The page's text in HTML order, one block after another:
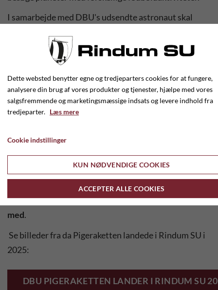
I samarbejde med DBU's udsendte astronaut skal
fodboldklubben på jorden igen.
DBU's astronaut og Rindum SU's trænere og hjælpere
sørger for, at pigerne får nogle sjove timer med
fodbold.
Pigerne skal ikke tilmelde sig, men blot møde op på
de spændende rumaktiviteter og eksperimenterer
Pigerne lander på jorden igen efter to timer.
Det er gratis og uforpligtende, så tag dine veninder
med.
Se billeder fra da Pigeraketten landede i Rindum SU i
2025:
DBU PIGERAKETTEN LANDER I RINDUM SU
Dette websted benytter egne og tredjeparters cookies for at fungere,
analysere din brug af vores produkter og tjenester, hjælpe med vores
salgsfremmende og marketingsmæssige indsats og levere indhold fra
tredjeparter. Læs mere
Cookie indstillinger
KUN NØDVENDIGE COOKIES
ACCEPTER ALLE COOKIES